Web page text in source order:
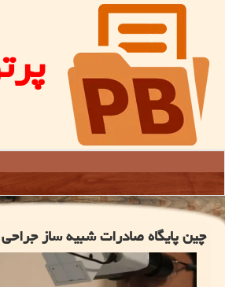
چین پایگاه صادرات شبیه ساز